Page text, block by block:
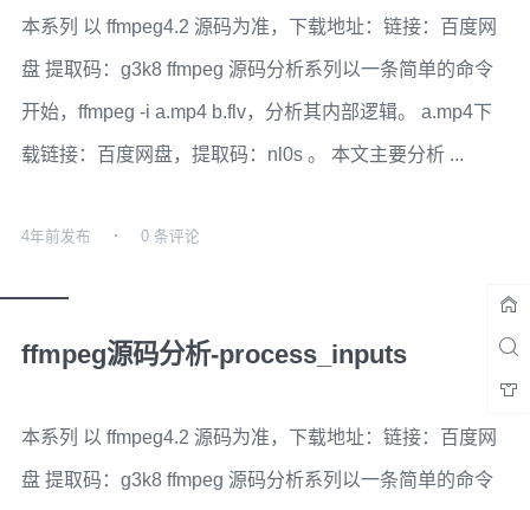
本系列 以 ffmpeg4.2 源码为准，下载地址：链接：百度网
盘 提取码：g3k8 ffmpeg 源码分析系列以一条简单的命令
开始，ffmpeg -i a.mp4 b.flv，分析其内部逻辑。 a.mp4下
载链接：百度网盘，提取码：nl0s 。 本文主要分析 ...
4年前发布 0 条评论
ffmpeg源码分析-process_inputs
本系列 以 ffmpeg4.2 源码为准，下载地址：链接：百度网
盘 提取码：g3k8 ffmpeg 源码分析系列以一条简单的命令